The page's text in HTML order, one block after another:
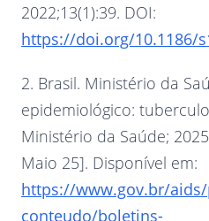
2022;13(1):39. DOI:
https://doi.org/10.1186/
2. Brasil. Ministério da
epidemiológico:
Ministério da Saúde;
Maio 25]. Disponível em:
https://www.gov.br/
conteudo/boletins-